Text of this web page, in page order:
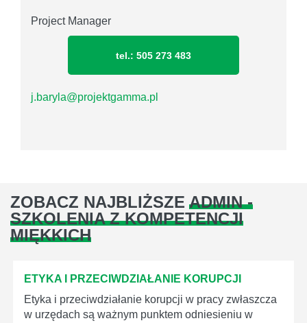
Project Manager
tel.: 505 273 483
j.baryla@projektgamma.pl
ZOBACZ NAJBLIŻSZE ADMIN -
SZKOLENIA Z KOMPETENCJI
MIĘKKICH
ETYKA I PRZECIWDZIAŁANIE KORUPCJI
Etyka i przeciwdziałanie korupcji w pracy zwłaszcza
w urzędach są ważnym punktem odniesieniu w